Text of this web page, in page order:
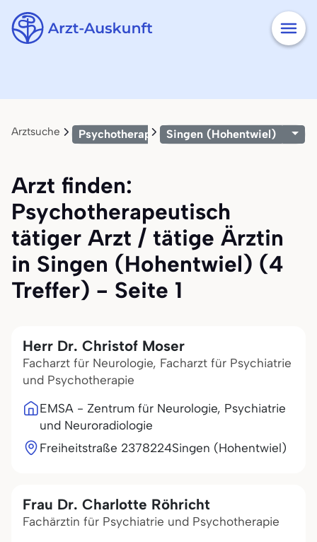
Arztsuche Psychotherapeutisch tätiger Arzt / tätige
Singen (Hohentwiel)
Arzt finden:
Psychotherapeutisch
tätiger Arzt / tätige Ärztin
in Singen (Hohentwiel) (4
Treffer) - Seite 1
Herr Dr. Christof Moser
Facharzt für Neurologie, Facharzt für Psychiatrie
und Psychotherapie
EMSA - Zentrum für Neurologie, Psychiatrie
und Neuroradiologie
Freiheitstraße 2378224Singen (Hohentwiel)
Frau Dr. Charlotte Röhricht
Fachärztin für Psychiatrie und Psychotherapie